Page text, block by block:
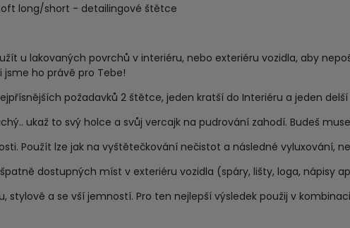
long/short - detailingové štětce
u lakovaných povrchů v interiéru, nebo exteriéru vozidla, aby
jsme ho právě pro Tebe!
požadavků 2 štětce, jeden kratší do Interiéru a jeden
ukaž to svý holce a svůj vercajk na pudrování zahodí. Budeš
Použít lze jak na vyštětečkování nečistot a následné vyluxování,
dostupných míst v exteriéru vozidla (spáry, lišty, loga, nápisy
stylově a se vší jemností. Pro ten nejlepší výsledek použij v